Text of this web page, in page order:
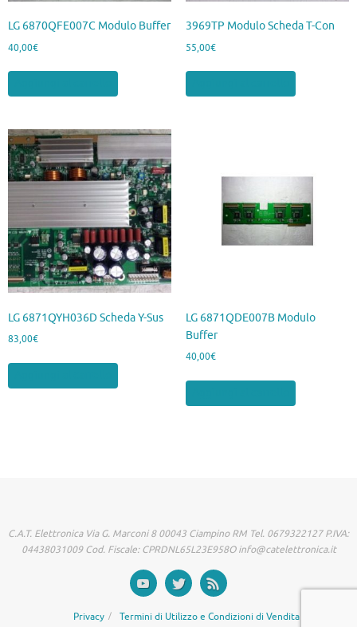
LG 6870QFE007C Modulo Buffer
40,00€
3969TP Modulo Scheda T-Con
55,00€
LG 6871QYH036D Scheda Y-Sus
83,00€
LG 6871QDE007B Modulo
Buffer
40,00€
C.A.T. Elettronica Via G. Marconi 8 00043 Ciampino RM Tel. 0679322127 P.IVA:
04438031009 Cod. Fiscale: CPRDNL65L23E958O info@catelettronica.it
Privacy
Termini di Utilizzo e Condizioni di Vendita